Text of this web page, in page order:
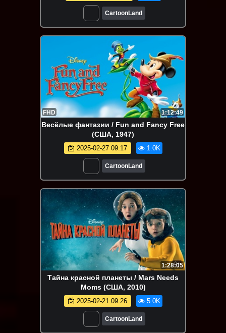
CartoonLand
FHD 1:12:49
Весёлые фантазии / Fun and Fancy Free
(США, 1947)
2025-02-27 09:17 1.0K
CartoonLand
1:28:05
Тайна красной планеты / Mars Needs
Moms (США, 2010)
2025-02-21 09:26 5.0K
CartoonLand